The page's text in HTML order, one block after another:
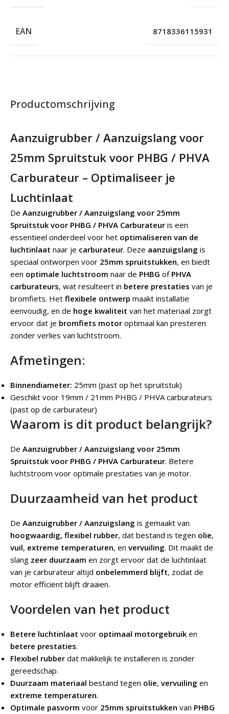
Productomschrijving
Aanzuigrubber / Aanzuigslang voor
25mm Spruitstuk voor PHBG / PHVA
Carburateur – Optimaliseer je
Luchtinlaat
De Aanzuigrubber / Aanzuigslang voor 25mm
Spruitstuk voor PHBG / PHVA Carburateur is een
essentieel onderdeel voor het optimaliseren van de
luchtinlaat naar je carburateur. Deze aanzuigslang is
speciaal ontworpen voor 25mm spruitstukken, en biedt
een optimale luchtstroom naar de PHBG of PHVA
carburateurs, wat resulteert in betere prestaties van je
bromfiets. Het flexibele ontwerp maakt installatie
eenvoudig, en de hoge kwaliteit van het materiaal zorgt
ervoor dat je bromfiets motor optimaal kan presteren
zonder verlies van luchtstroom.
Afmetingen:
Binnendiameter: 25mm (past op het spruitstuk)
Geschikt voor 19mm / 21mm PHBG / PHVA carburateurs
(past op de carburateur)
Waarom is dit product belangrijk?
De Aanzuigrubber / Aanzuigslang voor 25mm
Spruitstuk voor PHBG / PHVA Carburateur. Betere
luchtstroom voor optimale prestaties van je motor.
Duurzaamheid van het product
De Aanzuigrubber / Aanzuigslang is gemaakt van
hoogwaardig, flexibel rubber, dat bestand is tegen olie,
vuil, extreme temperaturen, en vervuiling. Dit maakt de
slang zeer duurzaam en zorgt ervoor dat de luchtinlaat
van je carburateur altijd onbelemmerd blijft, zodat de
motor efficiënt blijft draaien.
Voordelen van het product
Betere luchtinlaat voor optimaal motorgebruik en
betere prestaties.
Flexibel rubber dat makkelijk te installeren is zonder
gereedschap.
Duurzaam materiaal bestand tegen olie, vervuiling en
extreme temperaturen.
Optimale pasvorm voor 25mm spruitstukken van PHBG
EAN 8718336115931